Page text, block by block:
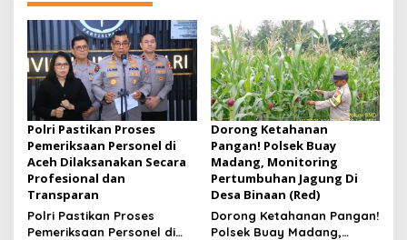
Polri Pastikan Proses
Pemeriksaan Personel di
Aceh Dilaksanakan Secara
Profesional dan
Transparan
Polri Pastikan Proses
Pemeriksaan Personel di
Dorong Ketahanan
Pangan! Polsek Buay
Madang, Monitoring
Pertumbuhan Jagung Di
Desa Binaan (Red)
Dorong Ketahanan Pangan!
Polsek Buay Madang,